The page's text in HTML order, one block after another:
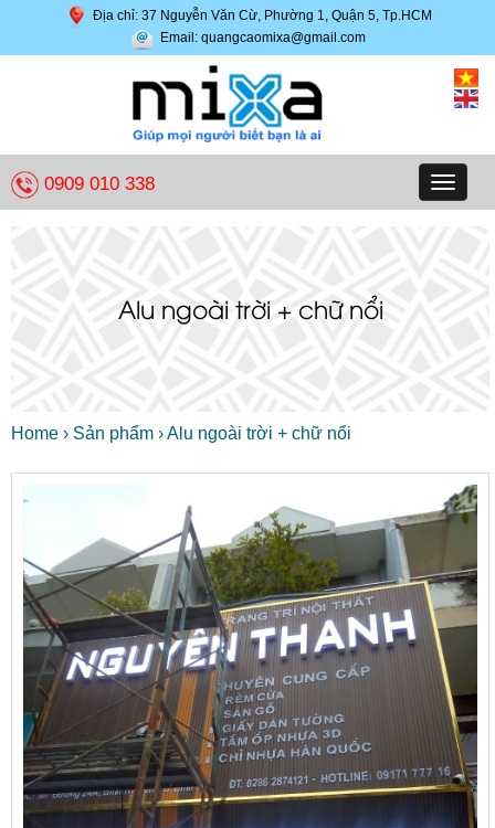
Địa chỉ: 37 Nguyễn Văn Cừ, Phường 1, Quận 5, Tp.HCM
Email: quangcaomixa@gmail.com
0909 010 338
Toggle
Alu ngoài trời + chữ nổi
Home › Sản phẩm ›Alu ngoài trời + chữ nổi